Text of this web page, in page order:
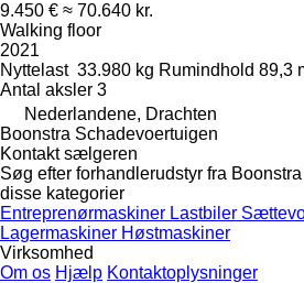
9.450 € ≈ 70.640 kr.
Walking floor
2021
Nyttelast 33.980 kg Rumindhold 89,3
Antal aksler 3
Nederlandene, Drachten
Boonstra Schadevoertuigen
Kontakt sælgeren
Søg efter forhandlerudstyr fra
disse kategorier
Entreprenørmaskiner Lastbiler
Lagermaskiner Høstmaskiner
Virksomhed
Om os Hjælp Kontaktoplysninger